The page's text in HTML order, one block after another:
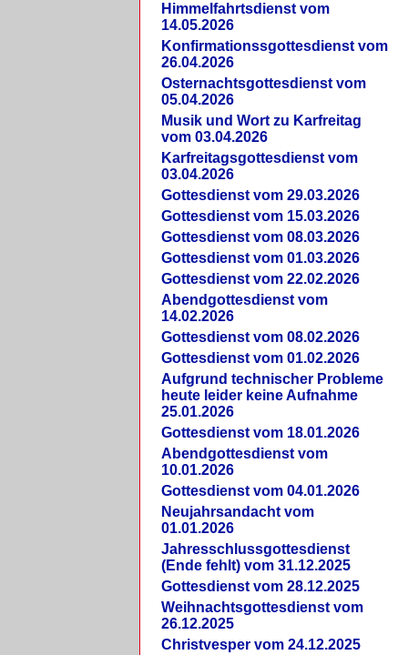
Himmelfahrtsdienst vom
14.05.2026
Konfirmationssgottesdienst vom
26.04.2026
Osternachtsgottesdienst vom
05.04.2026
Musik und Wort zu Karfreitag
vom 03.04.2026
Karfreitagsgottesdienst vom
03.04.2026
Gottesdienst vom 29.03.2026
Gottesdienst vom 15.03.2026
Gottesdienst vom 08.03.2026
Gottesdienst vom 01.03.2026
Gottesdienst vom 22.02.2026
Abendgottesdienst vom
14.02.2026
Gottesdienst vom 08.02.2026
Gottesdienst vom 01.02.2026
Aufgrund technischer Probleme
heute leider keine Aufnahme
25.01.2026
Gottesdienst vom 18.01.2026
Abendgottesdienst vom
10.01.2026
Gottesdienst vom 04.01.2026
Neujahrsandacht vom
01.01.2026
Jahresschlussgottesdienst
(Ende fehlt) vom 31.12.2025
Gottesdienst vom 28.12.2025
Weihnachtsgottesdienst vom
26.12.2025
Christvesper vom 24.12.2025